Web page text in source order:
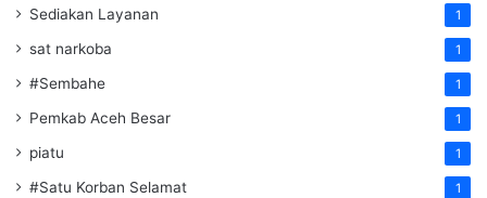
Sediakan Layanan 1
sat narkoba 1
#Sembahe 1
Pemkab Aceh Besar 1
piatu 1
#Satu Korban Selamat 1